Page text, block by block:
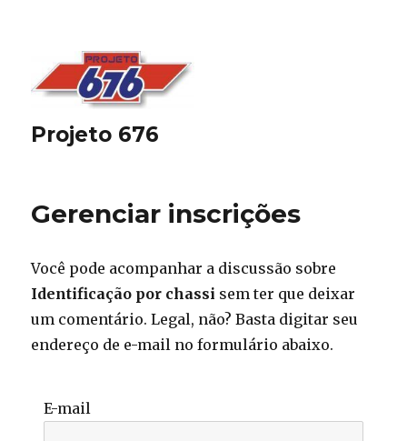
Projeto 676
Gerenciar inscrições
Você pode acompanhar a discussão sobre
Identificação por chassi sem ter que deixar
um comentário. Legal, não? Basta digitar seu
endereço de e-mail no formulário abaixo.
E-mail